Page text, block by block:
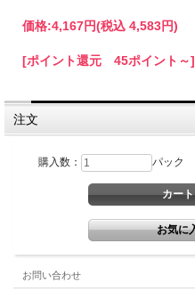
価格:4,167円(税込 4,583円)
[ポイント還元 45ポイント～]
注文
購入数： パック
お問い合わせ